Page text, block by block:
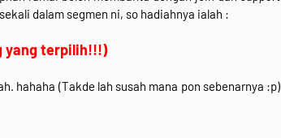
dalam segmen ni, so hadiahnya ialah :
yang terpilih!!!)
hahaha (Takde lah susah mana pon sebenarnya :p)